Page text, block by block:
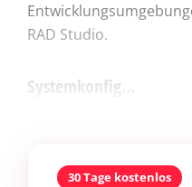
RAD Studio.
Systemkonfig...
30 Tage kostenlos